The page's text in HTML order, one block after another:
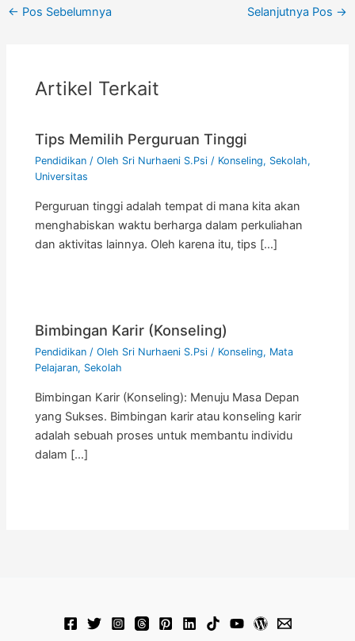
← Pos Sebelumnya Selanjutnya Pos →
Artikel Terkait
Tips Memilih Perguruan Tinggi
Pendidikan / Oleh Sri Nurhaeni S.Psi/ Konseling, Sekolah,
Universitas
Perguruan tinggi adalah tempat di mana kita akan
menghabiskan waktu berharga dalam perkuliahan
dan aktivitas lainnya. Oleh karena itu, tips […]
Bimbingan Karir (Konseling)
Pendidikan / Oleh Sri Nurhaeni S.Psi/ Konseling, Mata
Pelajaran, Sekolah
Bimbingan Karir (Konseling): Menuju Masa Depan
yang Sukses. Bimbingan karir atau konseling karir
adalah sebuah proses untuk membantu individu
dalam […]